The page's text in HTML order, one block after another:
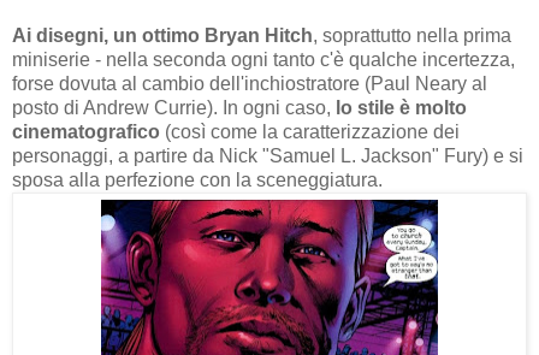
Ai disegni, un ottimo Bryan Hitch, soprattutto nella prima
miniserie - nella seconda ogni tanto c'è qualche incertezza,
forse dovuta al cambio dell'inchiostratore (Paul Neary al
posto di Andrew Currie). In ogni caso, lo stile è molto
cinematografico (così come la caratterizzazione dei
personaggi, a partire da Nick "Samuel L. Jackson" Fury) e si
sposa alla perfezione con la sceneggiatura.